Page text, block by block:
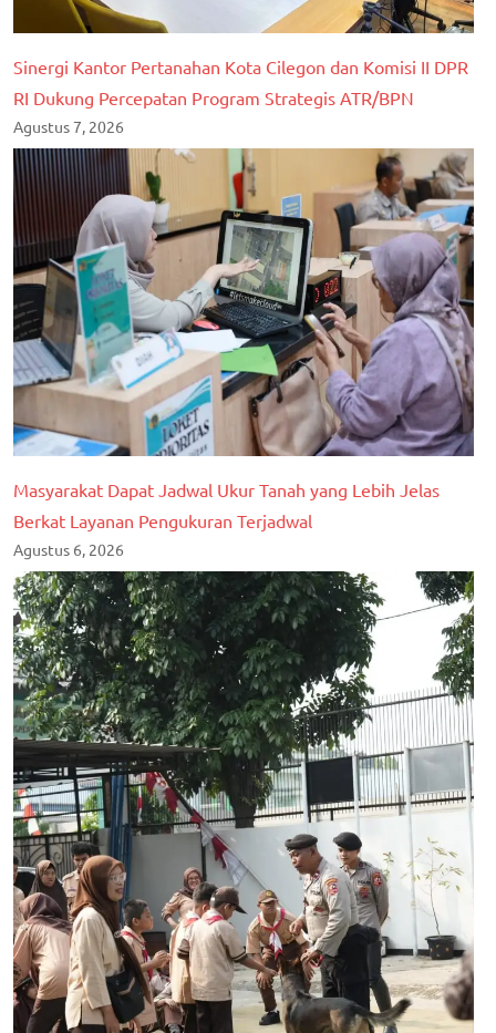
Sinergi Kantor Pertanahan Kota Cilegon dan Komisi II DPR
RI Dukung Percepatan Program Strategis ATR/BPN
Agustus 7, 2026
Masyarakat Dapat Jadwal Ukur Tanah yang Lebih Jelas
Berkat Layanan Pengukuran Terjadwal
Agustus 6, 2026